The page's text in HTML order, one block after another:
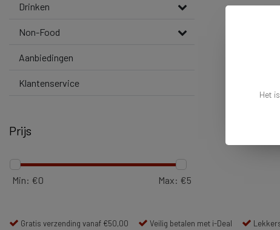
Drinken
Non-Food
Aanbiedingen
Klantenservice
Prijs
Min: €0 Max: €5
Gratis verzending vanaf €50,00 Veilig betalen met i-Deal
Het